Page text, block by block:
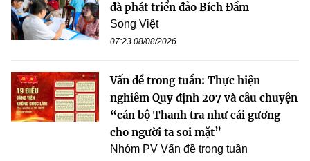
đà phát triển đảo Bích Đầm
Song Việt
07:23 08/08/2026
Vấn đề trong tuần: Thực hiện
nghiêm Quy định 207 và câu chuyện
“cán bộ Thanh tra như cái gương
cho người ta soi mặt”
Nhóm PV Vấn đề trong tuần